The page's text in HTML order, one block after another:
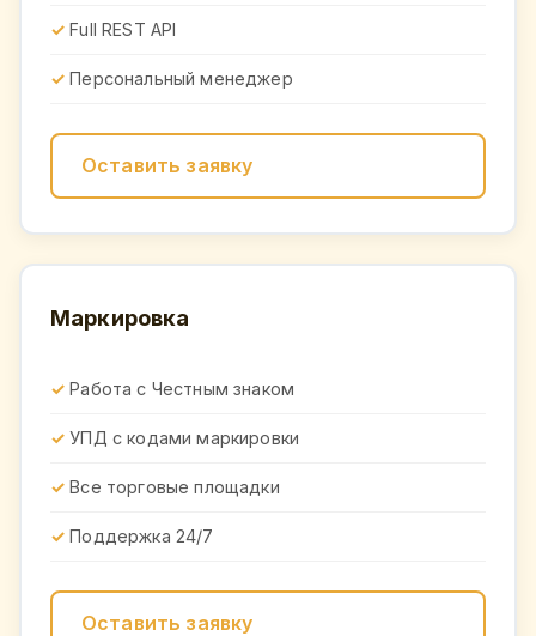
Full REST API
Персональный менеджер
Оставить заявку
Маркировка
Работа с Честным знаком
УПД с кодами маркировки
Все торговые площадки
Поддержка 24/7
Оставить заявку